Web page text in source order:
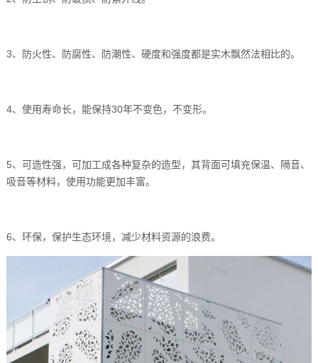
3、防火性、防腐性、防潮性、硬度和强度都是实木飘然法相比的。
4、使用寿命长，能保持30年不变色，不变形。
5、可造性强，可加工成各种复杂的造型，其背面可填充保温、隔音、
吸音等材料，使用功能更加丰富。
6、环保，保护生态环境，减少材料资源的浪费。